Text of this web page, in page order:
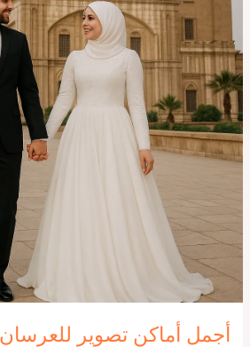
أجمل أماكن تصوير للعرسان